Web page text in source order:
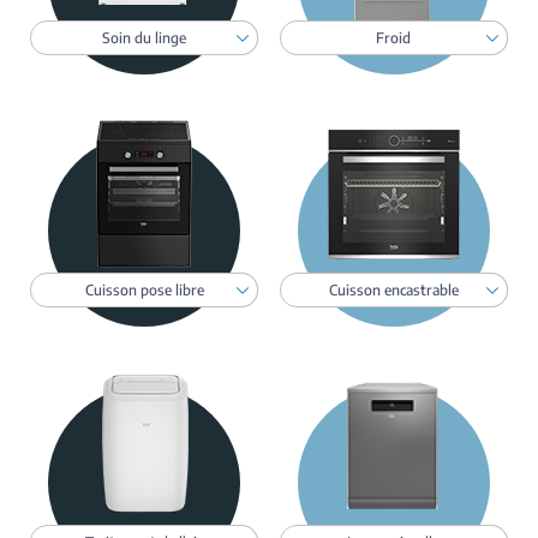
Soin du linge Toggle Dropdown Froid
Cuisson pose libre Toggle DropdownCuisson encastrable